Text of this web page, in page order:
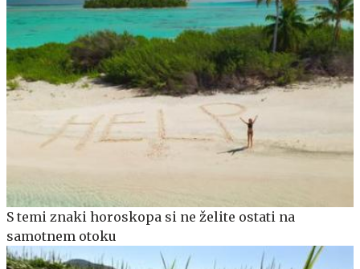
S temi znaki horoskopa si ne želite ostati na
samotnem otoku